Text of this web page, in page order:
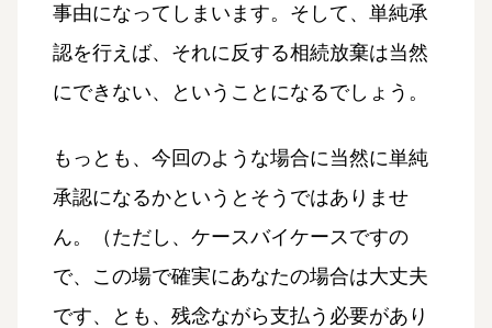
事由になってしまいます。そして、単純承
認を行えば、それに反する相続放棄は当然
にできない、ということになるでしょう。
もっとも、今回のような場合に当然に単純
承認になるかというとそうではありませ
ん。（ただし、ケースバイケースですの
で、この場で確実にあなたの場合は大丈夫
です、とも、残念ながら支払う必要があり